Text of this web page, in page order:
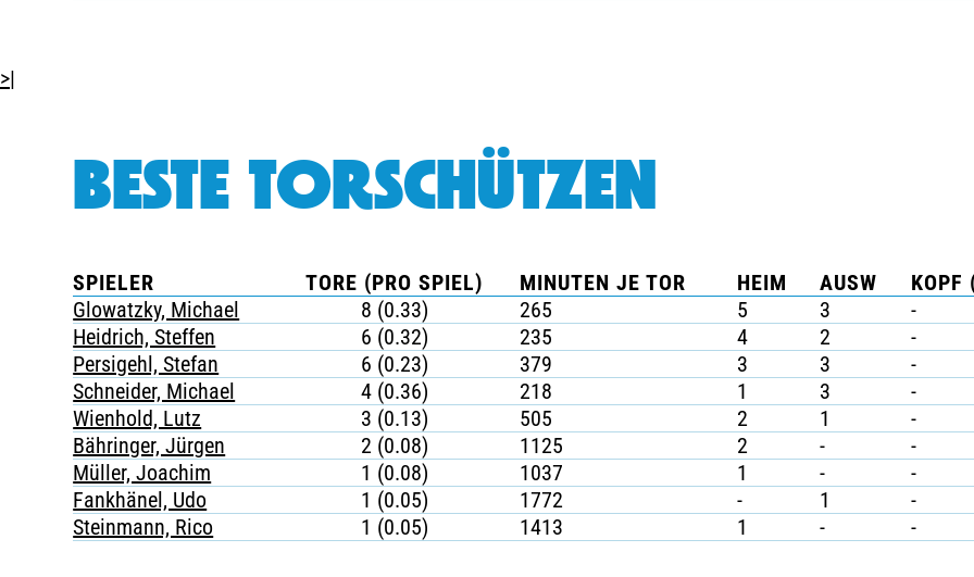
>|
BESTE TORSCHÜTZEN
SPIELER TORE (PRO SPIEL) MINUTEN JE TOR HEIM AUSW
KOPF
Glowatzky, Michael
8 (0.33) 265 5 3
-
Heidrich, Steffen
6 (0.32) 235 4 2
-
Persigehl, Stefan
6 (0.23) 379 3 3
-
Schneider, Michael
4 (0.36) 218 1 3
-
Wienhold, Lutz
3 (0.13) 505 2 1
-
Bähringer, Jürgen
2 (0.08) 1125 2 -
-
Müller, Joachim
1 (0.08) 1037 1 -
-
Fankhänel, Udo
1 (0.05) 1772 - 1
-
Steinmann, Rico
1 (0.05) 1413 1 - -